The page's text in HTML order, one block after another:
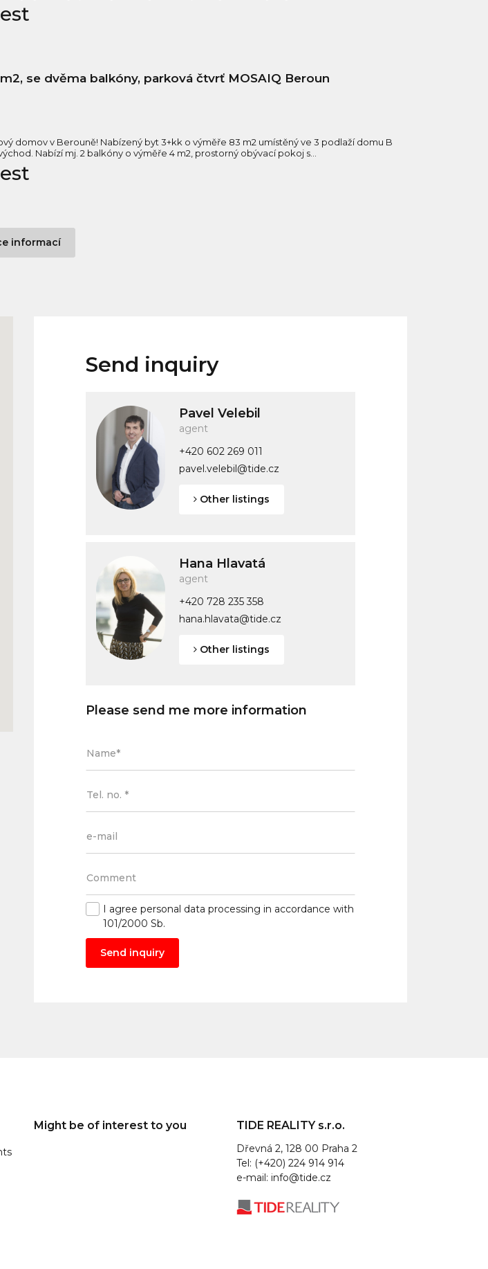
se dvěma balkóny, parková čtvrť MOSAIQ Beroun
domov v Berouně! Nabízený byt 3+kk o výměře 83 m2 umístěný ve 3 podlaží domu B
Nabízí mj. 2 balkóny o výměře 4 m2, prostorný obývací pokoj s...
informací
Send inquiry
Pavel Velebil
agent
+420 602 269 011
pavel.velebil@tide.cz
Other listings
Hana Hlavatá
agent
+420 728 235 358
hana.hlavata@tide.cz
Other listings
Please send me more information
I agree personal data processing in accordance with
101/2000 Sb.
Send inquiry
Might be of interest to you TIDE REALITY s.r.o.
Dřevná 2, 128 00 Praha 2
Tel: (+420) 224 914 914
e-mail: info@tide.cz